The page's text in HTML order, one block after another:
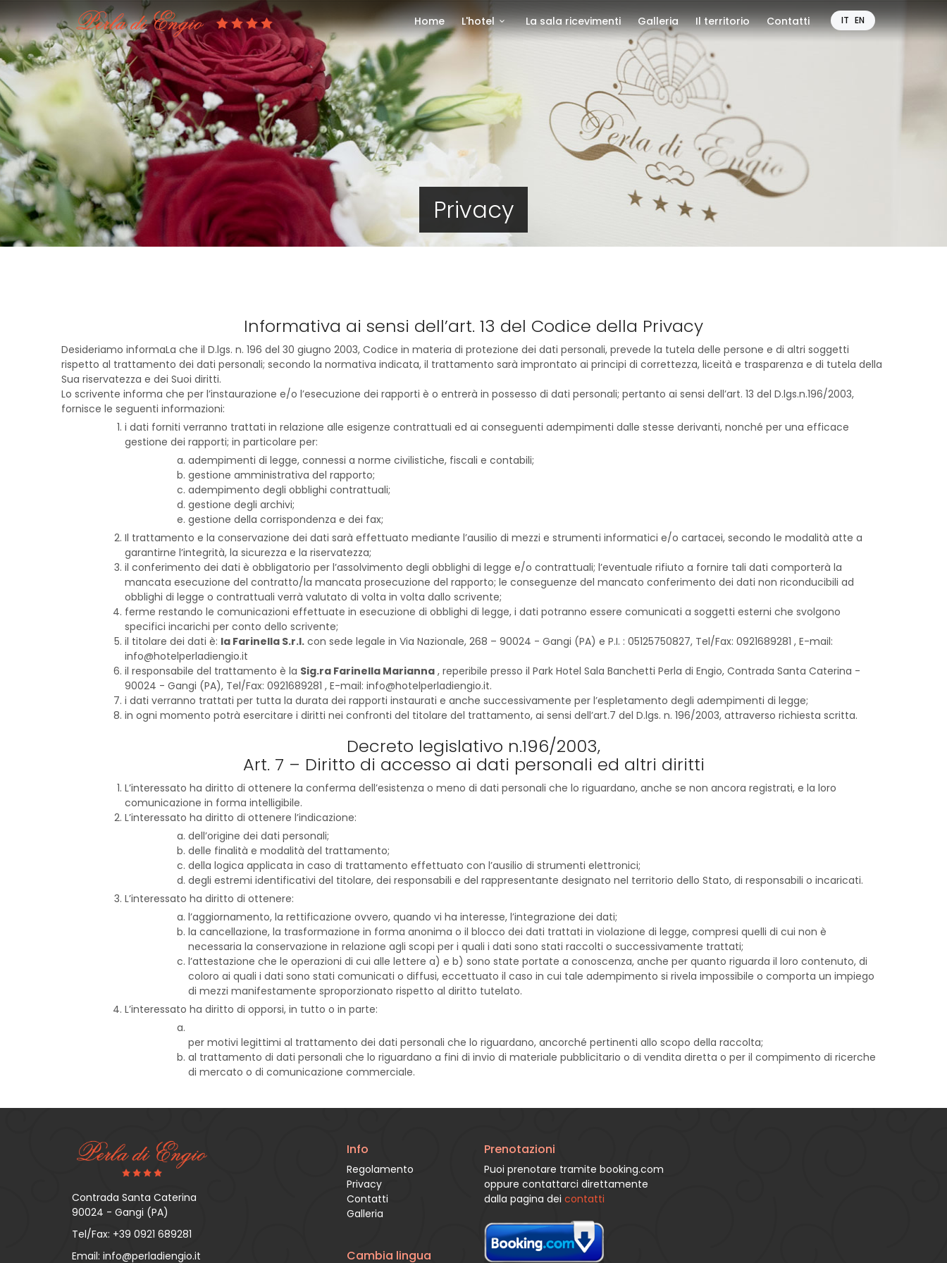
IT EN
Home L'hotel La sala ricevimenti Galleria Il territorio Contatti
Privacy
Informativa ai sensi dell’art. 13 del Codice della Privacy
Desideriamo informaLa che il D.lgs. n. 196 del 30 giugno 2003, Codice in materia di protezione dei dati personali, prevede la tutela delle persone e di altri soggetti
rispetto al trattamento dei dati personali; secondo la normativa indicata, il trattamento sarà improntato ai principi di correttezza, liceità e trasparenza e di tutela della
Sua riservatezza e dei Suoi diritti.
Lo scrivente informa che per l’instaurazione e/o l’esecuzione dei rapporti è o entrerà in possesso di dati personali; pertanto ai sensi dell’art. 13 del D.lgs.n.196/2003,
fornisce le seguenti informazioni:
i dati forniti verranno trattati in relazione alle esigenze contrattuali ed ai conseguenti adempimenti dalle stesse derivanti, nonché per una efficace
gestione dei rapporti; in particolare per:
adempimenti di legge, connessi a norme civilistiche, fiscali e contabili;
gestione amministrativa del rapporto;
adempimento degli obblighi contrattuali;
gestione degli archivi;
gestione della corrispondenza e dei fax;
Il trattamento e la conservazione dei dati sarà effettuato mediante l’ausilio di mezzi e strumenti informatici e/o cartacei, secondo le modalità atte a
garantirne l’integrità, la sicurezza e la riservatezza;
il conferimento dei dati è obbligatorio per l’assolvimento degli obblighi di legge e/o contrattuali; l’eventuale rifiuto a fornire tali dati comporterà la
mancata esecuzione del contratto/la mancata prosecuzione del rapporto; le conseguenze del mancato conferimento dei dati non riconducibili ad
obblighi di legge o contrattuali verrà valutato di volta in volta dallo scrivente;
ferme restando le comunicazioni effettuate in esecuzione di obblighi di legge, i dati potranno essere comunicati a soggetti esterni che svolgono
specifici incarichi per conto dello scrivente;
il titolare dei dati è: la Farinella S.r.l. con sede legale in Via Nazionale, 268 – 90024 - Gangi (PA) e P.I. : 05125750827, Tel/Fax: 0921689281 , E-mail:
info@hotelperladiengio.it
il responsabile del trattamento è la Sig.ra Farinella Marianna , reperibile presso il Park Hotel Sala Banchetti Perla di Engio, Contrada Santa Caterina -
90024 - Gangi (PA), Tel/Fax: 0921689281 , E-mail: info@hotelperladiengio.it.
i dati verranno trattati per tutta la durata dei rapporti instaurati e anche successivamente per l’espletamento degli adempimenti di legge;
in ogni momento potrà esercitare i diritti nei confronti del titolare del trattamento, ai sensi dell’art.7 del D.lgs. n. 196/2003, attraverso richiesta scritta.
Decreto legislativo n.196/2003,
Art. 7 – Diritto di accesso ai dati personali ed altri diritti
L’interessato ha diritto di ottenere la conferma dell’esistenza o meno di dati personali che lo riguardano, anche se non ancora registrati, e la loro
comunicazione in forma intelligibile.
L’interessato ha diritto di ottenere l’indicazione:
dell’origine dei dati personali;
delle finalità e modalità del trattamento;
della logica applicata in caso di trattamento effettuato con l’ausilio di strumenti elettronici;
degli estremi identificativi del titolare, dei responsabili e del rappresentante designato nel territorio dello Stato, di responsabili o incaricati.
L’interessato ha diritto di ottenere:
l’aggiornamento, la rettificazione ovvero, quando vi ha interesse, l’integrazione dei dati;
la cancellazione, la trasformazione in forma anonima o il blocco dei dati trattati in violazione di legge, compresi quelli di cui non è
necessaria la conservazione in relazione agli scopi per i quali i dati sono stati raccolti o successivamente trattati;
l’attestazione che le operazioni di cui alle lettere a) e b) sono state portate a conoscenza, anche per quanto riguarda il loro contenuto, di
coloro ai quali i dati sono stati comunicati o diffusi, eccettuato il caso in cui tale adempimento si rivela impossibile o comporta un impiego
di mezzi manifestamente sproporzionato rispetto al diritto tutelato.
L’interessato ha diritto di opporsi, in tutto o in parte:
per motivi legittimi al trattamento dei dati personali che lo riguardano, ancorché pertinenti allo scopo della raccolta;
al trattamento di dati personali che lo riguardano a fini di invio di materiale pubblicitario o di vendita diretta o per il compimento di ricerche
di mercato o di comunicazione commerciale.
Contrada Santa Caterina
90024 - Gangi (PA)
Tel/Fax: +39 0921 689281
Email: info@perladiengio.it
Info
Regolamento
Privacy
Contatti
Galleria
Cambia lingua
Prenotazioni
Puoi prenotare tramite booking.com
oppure contattarci direttamente
dalla pagina dei contatti